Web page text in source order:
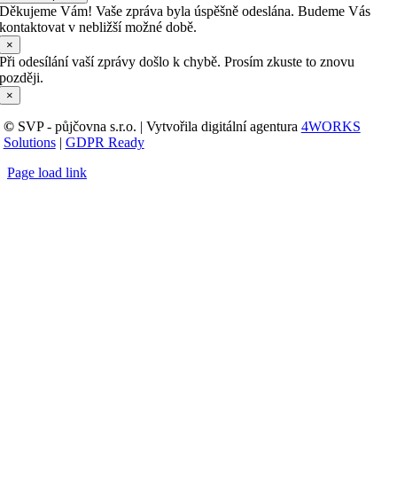
Děkujeme Vám! Vaše zpráva byla úspěšně odeslána. Budeme Vás
kontaktovat v nebližší možné době.
×
Při odesílání vaší zprávy došlo k chybě. Prosím zkuste to znovu
později.
×
© SVP - půjčovna s.r.o. | Vytvořila digitální agentura 4WORKS
Solutions| GDPR Ready
Page load link